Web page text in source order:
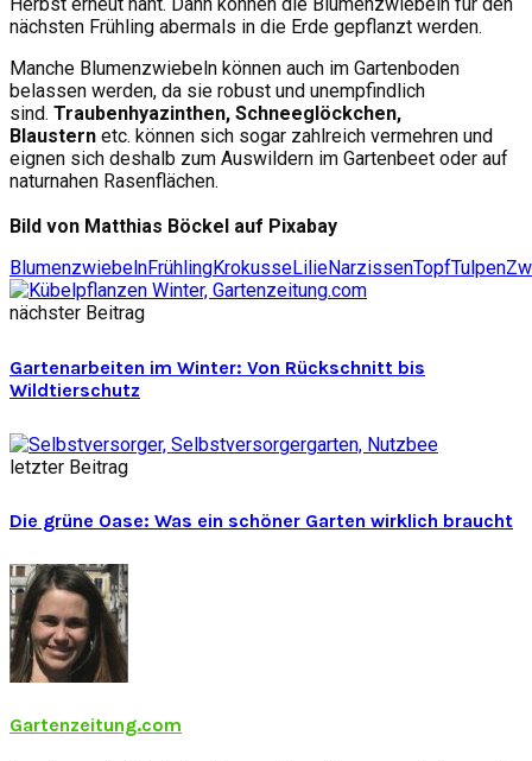
nächsten Frühling abermals in die Erde gepflanzt werden.
Manche Blumenzwiebeln können auch im Gartenboden
belassen werden, da sie robust und unempfindlich
sind. Traubenhyazinthen, Schneeglöckchen,
Blaustern etc. können sich sogar zahlreich vermehren und
eignen sich deshalb zum Auswildern im Gartenbeet oder auf
naturnahen Rasenflächen.
Bild von Matthias Böckel auf Pixabay
BlumenzwiebelnFrühlingKrokusseLilieNarzissenTopfTulpen
nächster Beitrag
Gartenarbeiten im Winter: Von Rückschnitt bis
Wildtierschutz
letzter Beitrag
Die grüne Oase: Was ein schöner Garten wirklich braucht
Gartenzeitung.com